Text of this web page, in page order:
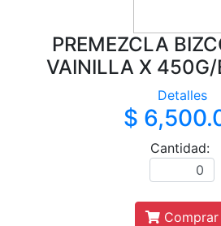
PREMEZCLA
VAINILLA X 450G/
Detalles
$
Cantidad:
Comprar